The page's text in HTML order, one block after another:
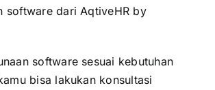
software dari AqtiveHR by
software sesuai kebutuhan
bisa lakukan konsultasi